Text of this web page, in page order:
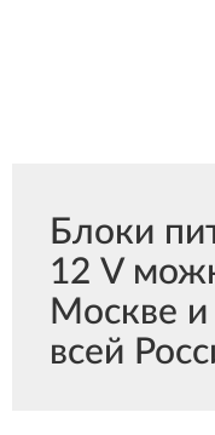
Блоки
12 V
Москве и
всей